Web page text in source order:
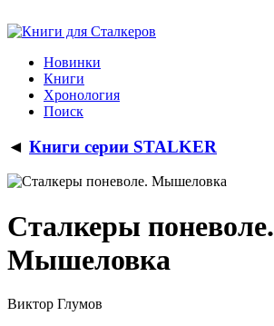
Новинки
Книги
Хронология
Поиск
◄ Книги серии STALKER
Сталкеры поневоле.
Мышеловка
Виктор Глумов